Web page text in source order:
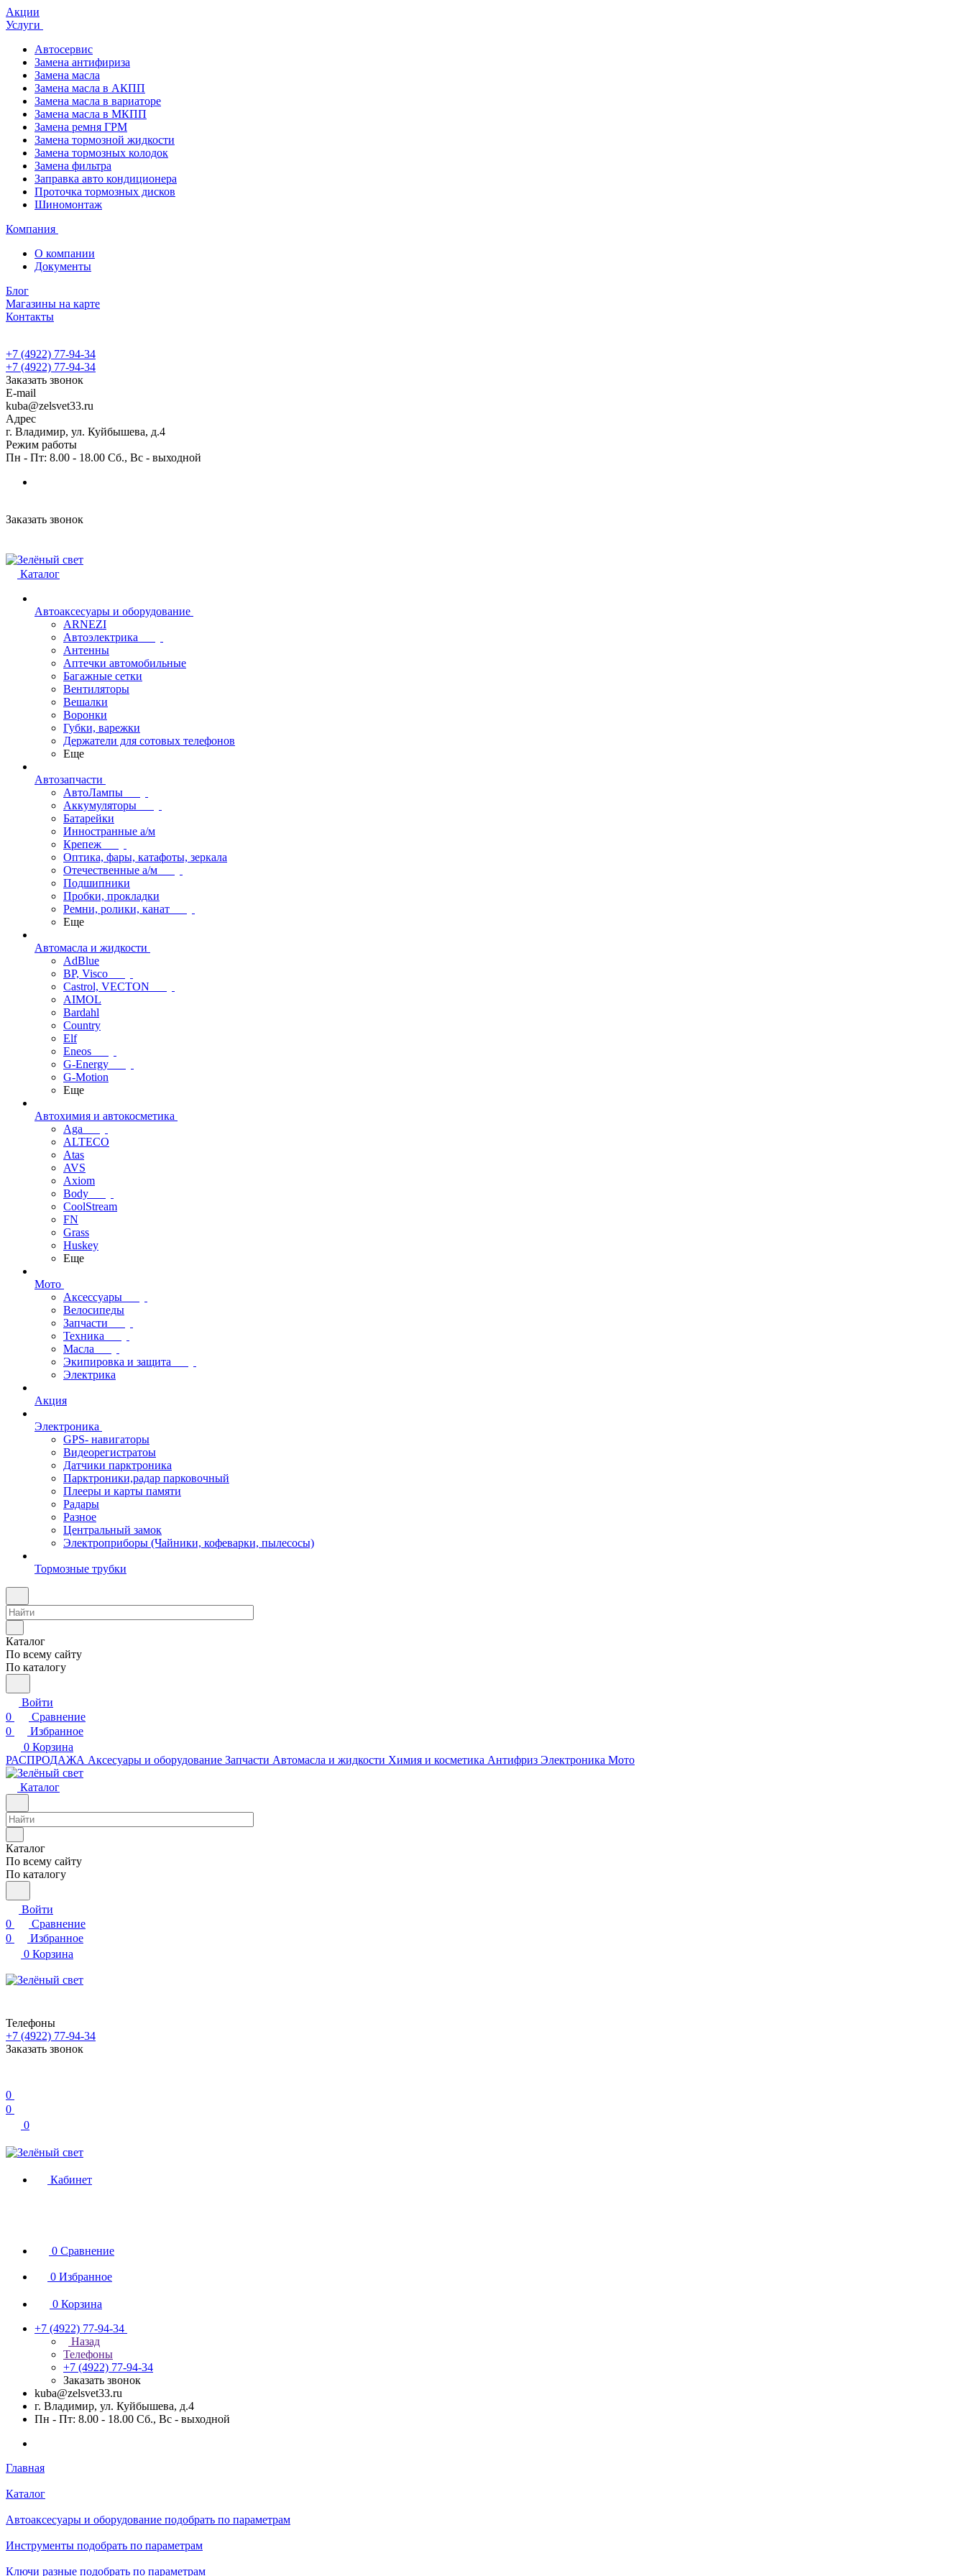
Акции
Услуги
Автосервис
Замена антифириза
Замена масла
Замена масла в АКПП
Замена масла в вариаторе
Замена масла в МКПП
Замена ремня ГРМ
Замена тормозной жидкости
Замена тормозных колодок
Замена фильтра
Заправка авто кондиционера
Проточка тормозных дисков
Шиномонтаж
Компания
О компании
Документы
Блог
Магазины на карте
Контакты
+7 (4922) 77-94-34
+7 (4922) 77-94-34
Заказать звонок
E-mail
kuba@zelsvet33.ru
Адрес
г. Владимир, ул. Куйбышева, д.4
Режим работы
Пн - Пт: 8.00 - 18.00 Сб., Вс - выходной
Заказать звонок
Каталог
Автоаксесуары и оборудование
ARNEZI
Автоэлектрика
Антенны
Аптечки автомобильные
Багажные сетки
Вентиляторы
Вешалки
Воронки
Губки, варежки
Держатели для сотовых телефонов
Еще
Автозапчасти
АвтоЛампы
Аккумуляторы
Батарейки
Инностранные а/м
Крепеж
Оптика, фары, катафоты, зеркала
Отечественные а/м
Подшипники
Пробки, прокладки
Ремни, ролики, канат
Еще
Автомасла и жидкости
AdBlue
BP, Visco
Castrol, VECTON
AIMOL
Bardahl
Country
Elf
Eneos
G-Energy
G-Motion
Еще
Автохимия и автокосметика
Aga
ALTECO
Atas
AVS
Axiom
Body
CoolStream
FN
Grass
Huskey
Еще
Мото
Аксессуары
Велосипеды
Запчасти
Техника
Масла
Экипировка и защита
Электрика
Акция
Электроника
GPS- навигаторы
Видеорегистратоы
Датчики парктроника
Парктроники,радар парковочный
Плееры и карты памяти
Радары
Разное
Центральный замок
Электроприборы (Чайники, кофеварки, пылесосы)
Тормозные трубки
Каталог
По всему сайту
По каталогу
Войти
0
Сравнение
0
Избранное
0 Корзина
РАСПРОДАЖА Аксесуары и оборудование Запчасти Автомасла и жидкости Химия и косметика Антифриз Электроника Мото
Каталог
Каталог
По всему сайту
По каталогу
Войти
0
Сравнение
0
Избранное
0 Корзина
Телефоны
+7 (4922) 77-94-34
Заказать звонок
0
0
0
Кабинет
0 Сравнение
0 Избранное
0 Корзина
+7 (4922) 77-94-34
Назад
Телефоны
+7 (4922) 77-94-34
Заказать звонок
kuba@zelsvet33.ru
г. Владимир, ул. Куйбышева, д.4
Пн - Пт: 8.00 - 18.00 Сб., Вс - выходной
Главная
Каталог
Автоаксесуары и оборудование подобрать по параметрам
Инструменты подобрать по параметрам
Ключи разные подобрать по параметрам